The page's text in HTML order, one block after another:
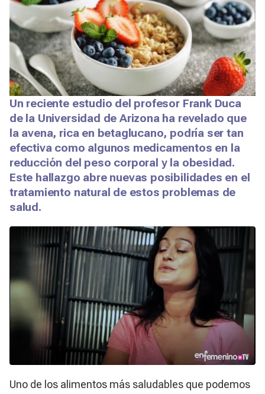
Un reciente estudio del profesor Frank Duca
de la Universidad de Arizona ha revelado que
la avena, rica en betaglucano, podría ser tan
efectiva como algunos medicamentos en la
reducción del peso corporal y la obesidad.
Este hallazgo abre nuevas posibilidades en el
tratamiento natural de estos problemas de
salud.
Uno de los alimentos más saludables que podemos